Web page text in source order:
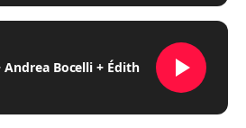
Bocelli + Édith